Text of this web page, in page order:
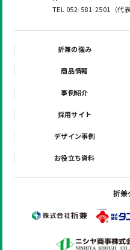
TEL 052-581-2501（代
折兼の強み
商品情報
事例紹介
採用サイト
デザイン事例
お役立ち資料
折兼